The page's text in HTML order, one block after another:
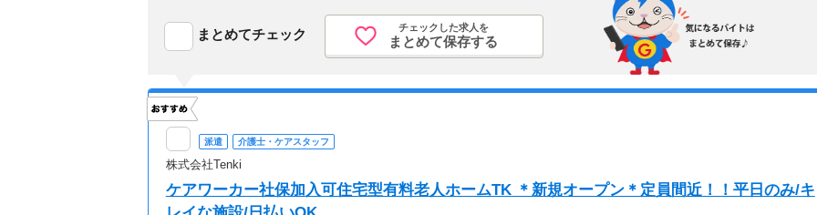
まとめてチェック チェックした求人を
まとめて保存する
派遣 介護士・ケアスタッフ
株式会社Tenki
ケアワーカー社保加入可住宅型有料老人ホームTK ＊新規オープン＊定員間近！！平日のみ/キ